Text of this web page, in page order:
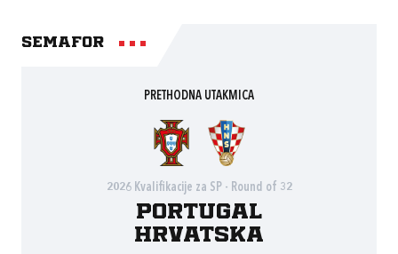
Semafor
PRETHODNA UTAKMICA
2026 Kvalifikacije za SP - Round of 32
Portugal
Hrvatska